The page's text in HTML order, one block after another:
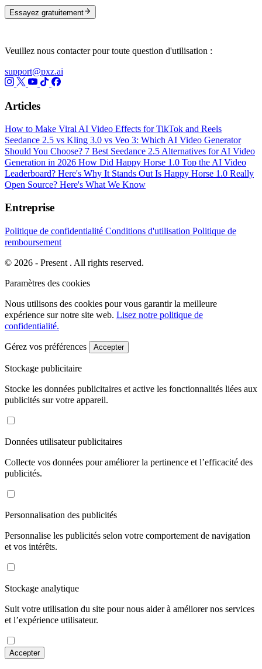
Essayez gratuitement
Veuillez nous contacter pour toute question d'utilisation :
support@pxz.ai
Articles
How to Make Viral AI Video Effects for TikTok and Reels
Seedance 2.5 vs Kling 3.0 vs Veo 3: Which AI Video Generator
Should You Choose? 7 Best Seedance 2.5 Alternatives for AI Video
Generation in 2026 How Did Happy Horse 1.0 Top the AI Video
Leaderboard? Here's Why It Stands Out Is Happy Horse 1.0 Really
Open Source? Here's What We Know
Entreprise
Politique de confidentialité Conditions d'utilisation Politique de
remboursement
© 2026 - Present . All rights reserved.
Paramètres des cookies
Nous utilisons des cookies pour vous garantir la meilleure
expérience sur notre site web. Lisez notre politique de
confidentialité.
Gérez vos préférences Accepter
Stockage publicitaire
Stocke les données publicitaires et active les fonctionnalités liées aux
publicités sur votre appareil.
Données utilisateur publicitaires
Collecte vos données pour améliorer la pertinence et l’efficacité des
publicités.
Personnalisation des publicités
Personnalise les publicités selon votre comportement de navigation
et vos intérêts.
Stockage analytique
Suit votre utilisation du site pour nous aider à améliorer nos services
et l’expérience utilisateur.
Accepter